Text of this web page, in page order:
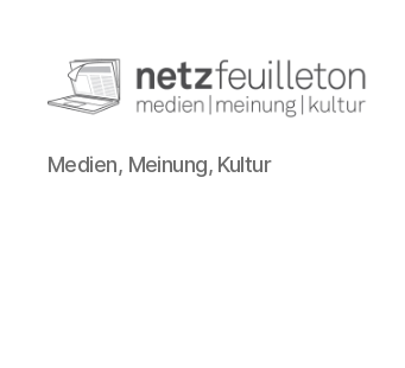
netzfeuilleton.de
Medien, Meinung, Kultur